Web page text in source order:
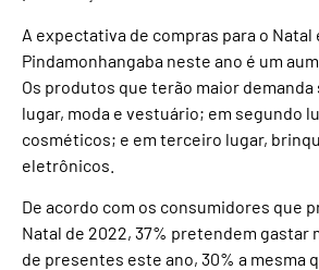
A expectativa de compras para o Natal
Pindamonhangaba neste ano é um
Os produtos que terão maior
lugar, moda e vestuário; em segundo
cosméticos; e em terceiro lugar,
eletrônicos.
De acordo com os consumidores que
Natal de 2022, 37% pretendem gastar
de presentes este ano, 30% a mesma